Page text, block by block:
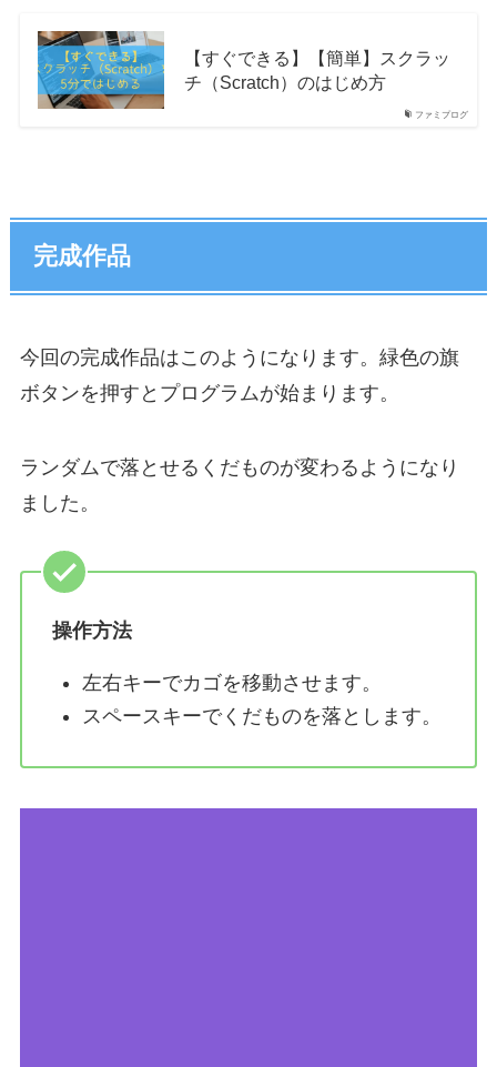
ファミプログ
【すぐできる】【簡単】スクラッ
チ（Scratch）のはじめ方
完成作品
今回の完成作品はこのようになります。緑色の旗
ボタンを押すとプログラムが始まります。
ランダムで落とせるくだものが変わるようになり
ました。
操作方法
左右キーでカゴを移動させます。
スペースキーでくだものを落とします。